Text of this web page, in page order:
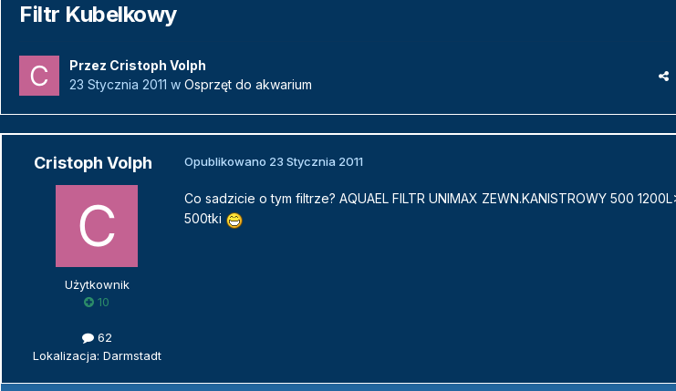
Filtr Kubelkowy
Przez Cristoph Volph
23 Stycznia 2011 w Osprzęt do akwarium
Cristoph Volph
Użytkownik
10
62
Lokalizacja: Darmstadt
Opublikowano 23 Stycznia 2011
Co sadzicie o tym filtrze? AQUAEL FILTR UNIMAX ZEWN.KANISTROWY 500
500tki